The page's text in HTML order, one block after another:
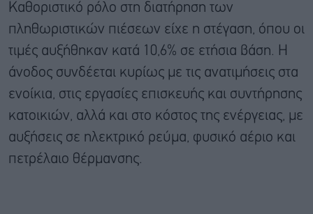
Καθοριστικό ρόλο στη διατήρηση των
πληθωριστικών πιέσεων είχε η στέγαση, όπου οι
τιμές αυξήθηκαν κατά 10,6% σε ετήσια βάση. Η
άνοδος συνδέεται κυρίως με τις ανατιμήσεις στα
ενοίκια, στις εργασίες επισκευής και συντήρησης
κατοικιών, αλλά και στο κόστος της ενέργειας, με
αυξήσεις σε ηλεκτρικό ρεύμα, φυσικό αέριο και
πετρέλαιο θέρμανσης.